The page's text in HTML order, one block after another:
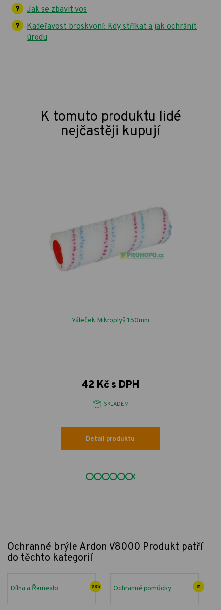
Jak se zbavit vos
Kadeřavost broskvoní: Kdy stříkat a jak ochránit
úrodu
K tomuto produktu lidé
nejčastěji kupují
Váleček Mikroplyš 150mm
42 Kč s DPH
SKLADEM
Detail produktu
Ochranné brýle Ardon V8000 Produkt patří
do těchto kategorií
Dílna a Řemeslo 235 Ochranné pomůcky 21